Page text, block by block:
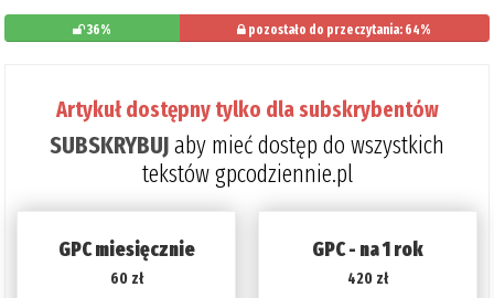
36% pozostało do przeczytania: 64%
Artykuł dostępny tylko dla subskrybentów
SUBSKRYBUJaby mieć dostęp do wszystkich
tekstów gpcodziennie.pl
GPC miesięcznie
60 zł
GPC - na 1 rok
420 zł